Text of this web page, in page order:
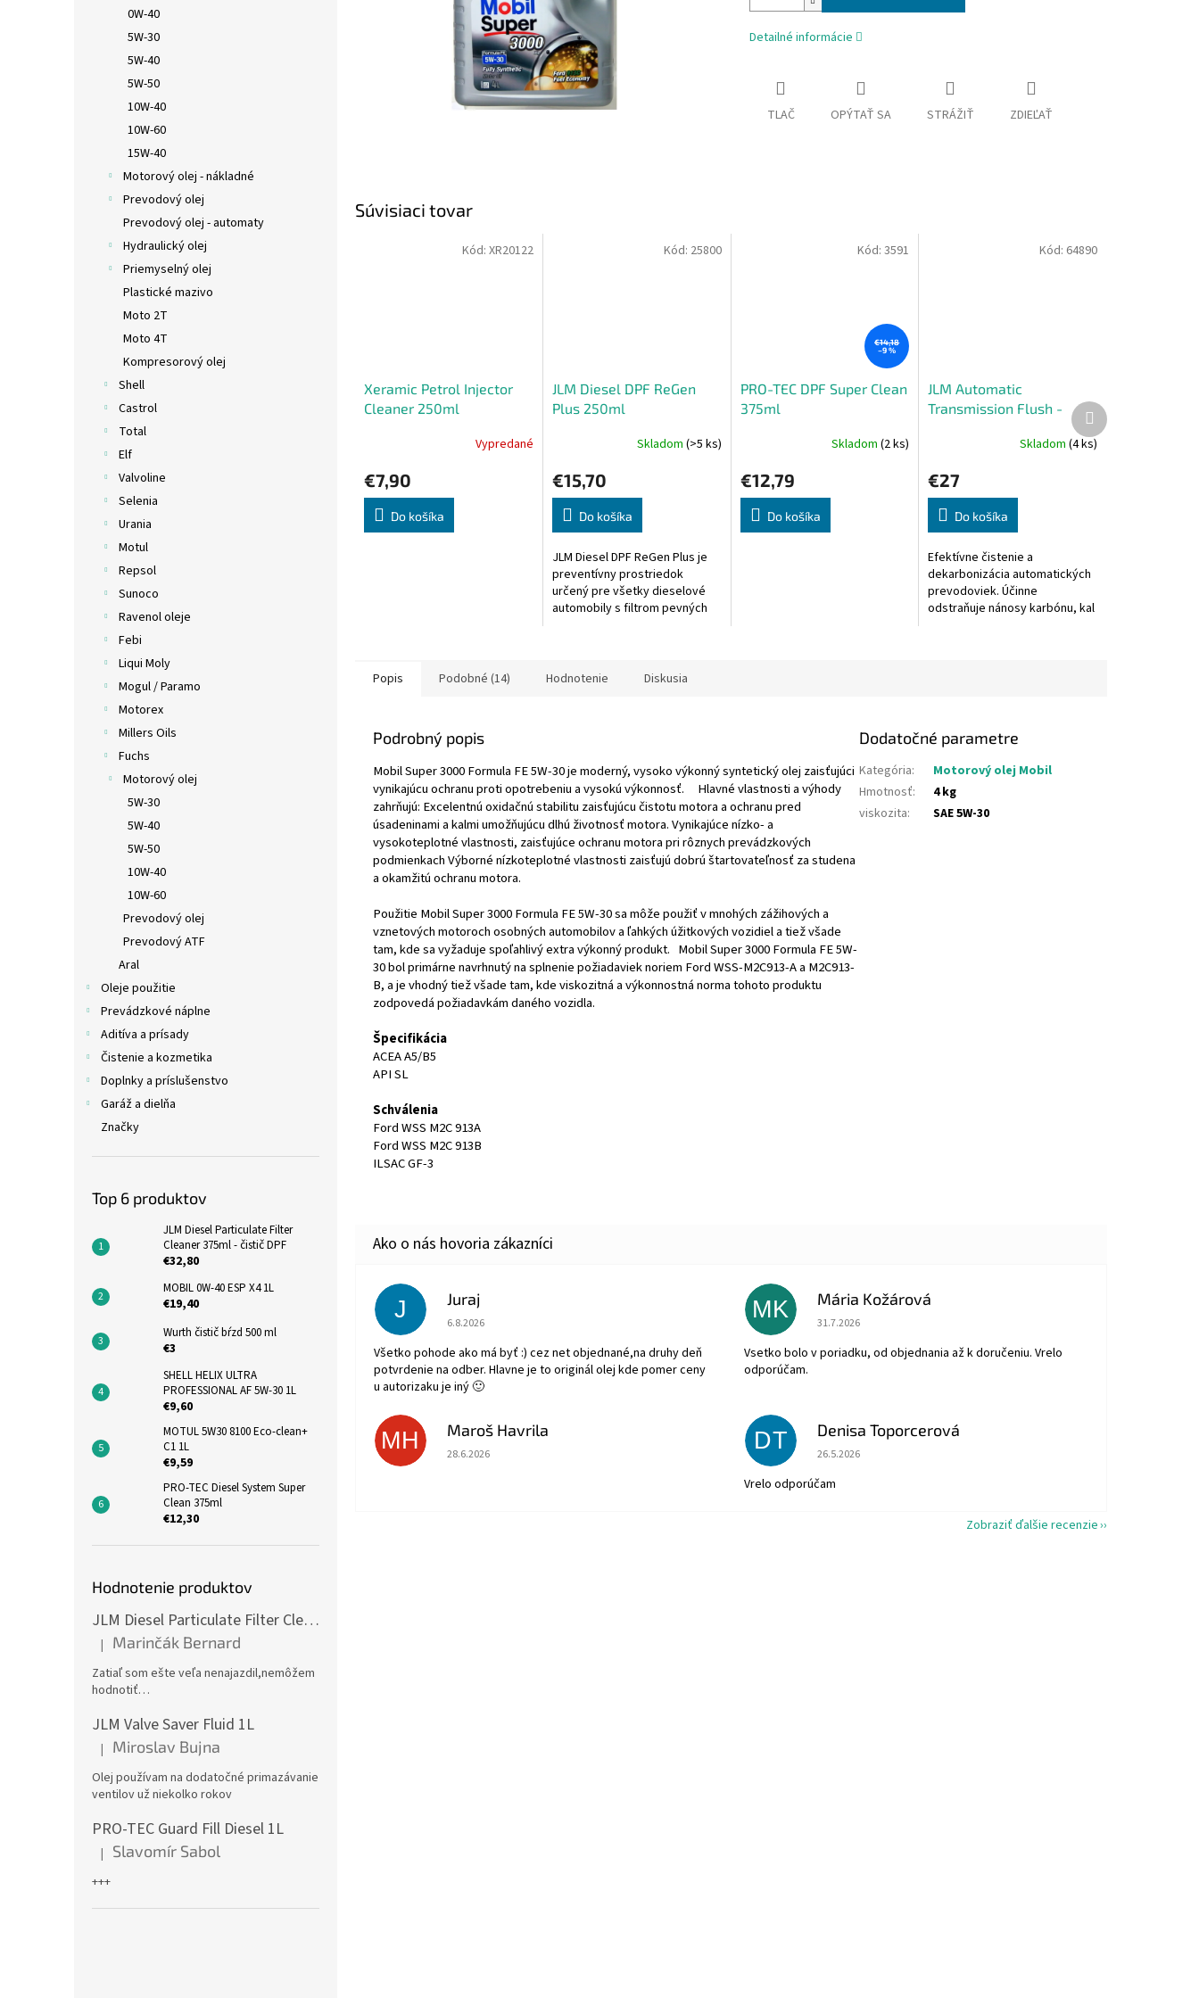
0W-40
5W-30
5W-40
5W-50
10W-40
10W-60
15W-40
Motorový olej - nákladné
Prevodový olej
Prevodový olej - automaty
Hydraulický olej
Priemyselný olej
Plastické mazivo
Moto 2T
Moto 4T
Kompresorový olej
Shell
Castrol
Total
Elf
Valvoline
Selenia
Urania
Motul
Repsol
Sunoco
Ravenol oleje
Febi
Liqui Moly
Mogul / Paramo
Motorex
Millers Oils
Fuchs
Motorový olej
5W-30
5W-40
5W-50
10W-40
10W-60
Prevodový olej
Prevodový ATF
Aral
Oleje použitie
Prevádzkové náplne
Aditíva a prísady
Čistenie a kozmetika
Doplnky a príslušenstvo
Garáž a dielňa
Značky
Top 6 produktov
JLM Diesel Particulate Filter
Cleaner 375ml - čistič DPF
€32,80
MOBIL 0W-40 ESP X4 1L
€19,40
Wurth čistič bŕzd 500 ml
€3
SHELL HELIX ULTRA
PROFESSIONAL AF 5W-30 1L
€9,60
MOTUL 5W30 8100 Eco-clean+
C1 1L
€9,59
PRO-TEC Diesel System Super
Clean 375ml
€12,30
Hodnotenie produktov
JLM Diesel Particulate Filter Cleaner 375ml - čistič DPF
Hodnotenie produktu je 5 z 5 hviezdičiek.
| Marinčák Bernard
Zatiaľ som ešte veľa nenajazdil,nemôžem
hodnotiť…
JLM Valve Saver Fluid 1L
Hodnotenie produktu je 5 z 5 hviezdičiek.
| Miroslav Bujna
Olej používam na dodatočné primazávanie
ventilov už niekolko rokov
PRO-TEC Guard Fill Diesel 1L
Hodnotenie produktu je 5 z 5 hviezdičiek.
| Slavomír Sabol
+++
Detailné informácie
TLAČ OPÝTAŤ SA STRÁŽIŤ ZDIEĽAŤ
Súvisiaci tovar
Xeramic Petrol Injector
Cleaner 250ml
Vypredané
€7,90
Do košíka
Kód: XR20122
JLM Diesel DPF ReGen
Plus 250ml
Skladom (>5 ks)
€15,70
Do košíka
JLM Diesel DPF ReGen Plus je
preventívny prostriedok
určený pre všetky dieselové
automobily s filtrom pevných
Kód: 25800
€14,18
–9 %
PRO-TEC DPF Super Clean
375ml
Skladom(2 ks)
€12,79
Do košíka
Kód:3591
JLM Automatic
Transmission Flush -
preplach AT prevodovky
Skladom (4 ks)
€27
Do košíka
Efektívne čistenie a
dekarbonizácia automatických
prevodoviek. Účinne
odstraňuje nánosy karbónu, kal
Kód: 64890
Ďalší
produkt
Popis Podobné (14) Hodnotenie Diskusia
Podrobný popis
Mobil Super 3000 Formula FE 5W-30 je moderný, vysoko výkonný syntetický olej zaisťujúci
vynikajúcu ochranu proti opotrebeniu a vysokú výkonnosť. Hlavné vlastnosti a výhody
zahrňujú: Excelentnú oxidačnú stabilitu zaisťujúcu čistotu motora a ochranu pred
úsadeninami a kalmi umožňujúcu dlhú životnosť motora. Vynikajúce nízko- a
vysokoteplotné vlastnosti, zaisťujúce ochranu motora pri rôznych prevádzkových
podmienkach Výborné nízkoteplotné vlastnosti zaisťujú dobrú štartovateľnosť za studena
a okamžitú ochranu motora.
Použitie Mobil Super 3000 Formula FE 5W-30 sa môže použiť v mnohých zážihových a
vznetových motoroch osobných automobilov a ľahkých úžitkových vozidiel a tiež všade
tam, kde sa vyžaduje spoľahlivý extra výkonný produkt. Mobil Super 3000 Formula FE 5W-
30 bol primárne navrhnutý na splnenie požiadaviek noriem Ford WSS-M2C913-A a M2C913-
B, a je vhodný tiež všade tam, kde viskozitná a výkonnostná norma tohoto produktu
zodpovedá požiadavkám daného vozidla.
Špecifikácia
ACEA A5/B5
API SL
Schválenia
Ford WSS M2C 913A
Ford WSS M2C 913B
ILSAC GF-3
Dodatočné parametre
Kategória:
Motorový olej Mobil
Hmotnosť:
4 kg
viskozita: SAE 5W-30
J Juraj
Hodnotenie obchodu je 5 z 5 hviezdičiek.
6.8.2026
Všetko pohode ako má byť :) cez net objednané,na druhy deň
potvrdenie na odber. Hlavne je to originál olej kde pomer ceny
u autorizaku je iný 🙂
MK Mária Kožárová
Hodnotenie obchodu je 5 z 5 hviezdičiek.
31.7.2026
Vsetko bolo v poriadku, od objednania až k doručeniu. Vrelo
odporúčam.
MH Maroš Havrila
Hodnotenie obchodu je 5 z 5 hviezdičiek.
28.6.2026
DT Denisa Toporcerová
Hodnotenie obchodu je 5 z 5 hviezdičiek.
26.5.2026
Vrelo odporúčam
Zobraziť ďalšie recenzie